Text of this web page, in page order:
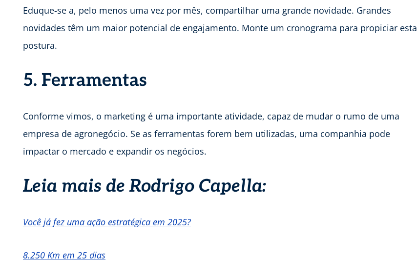
Eduque-se a, pelo menos uma vez por mês, compartilhar uma grande novidade. Grandes
novidades têm um maior potencial de engajamento. Monte um cronograma para propiciar esta
postura.
5. Ferramentas
Conforme vimos, o marketing é uma importante atividade, capaz de mudar o rumo de uma
empresa de agronegócio. Se as ferramentas forem bem utilizadas, uma companhia pode
impactar o mercado e expandir os negócios.
Leia mais de Rodrigo Capella:
Você já fez uma ação estratégica em 2025?
8.250 Km em 25 dias